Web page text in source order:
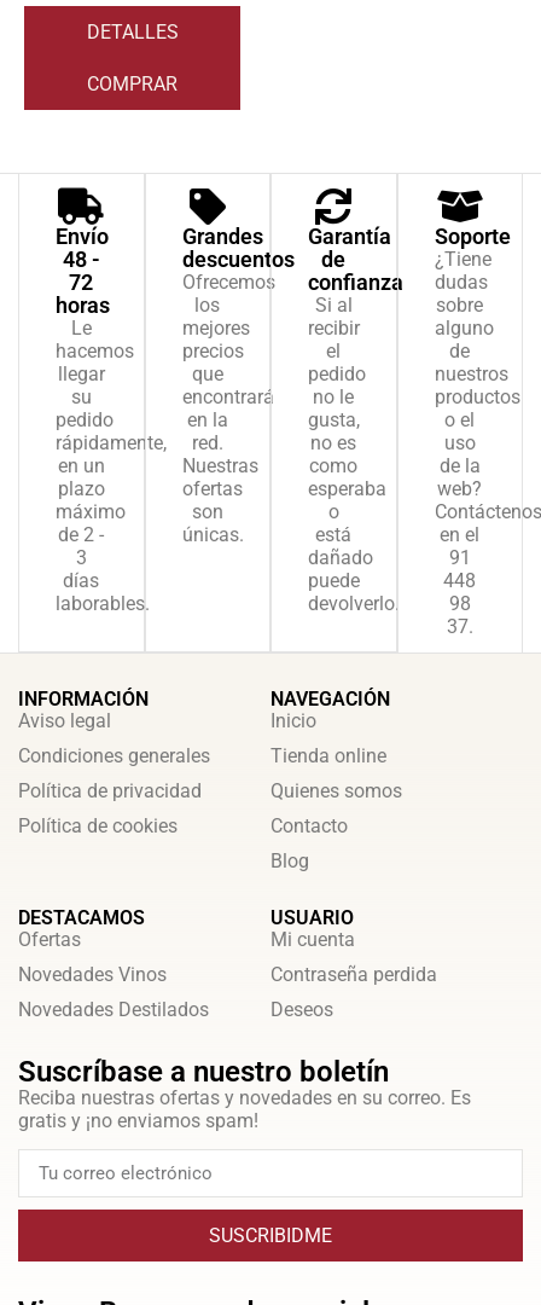
DETALLES
COMPRAR
Envío
48 -
72
horas
Le
hacemos
llegar
su
pedido
rápidamente,
en un
plazo
máximo
de 2 -
3
días
laborables.
Grandes
descuentos
Ofrecemos
los
mejores
precios
que
encontrará
en la
red.
Nuestras
ofertas
son
únicas.
Garantía
de
confianza
Si al
recibir
el
pedido
no le
gusta,
no es
como
esperaba
o
está
dañado
puede
devolverlo.
Soporte
¿Tiene
dudas
sobre
alguno
de
nuestros
productos
o el
uso
de la
web?
Contáctenos
en el
91
448
98
37.
INFORMACIÓN
Aviso legal
Condiciones generales
Política de privacidad
Política de cookies
NAVEGACIÓN
Inicio
Tienda online
Quienes somos
Contacto
Blog
DESTACAMOS
Ofertas
Novedades Vinos
Novedades Destilados
USUARIO
Mi cuenta
Contraseña perdida
Deseos
Suscríbase a nuestro boletín
Reciba nuestras ofertas y novedades en su correo. Es
gratis y ¡no enviamos spam!
SUSCRIBIDME